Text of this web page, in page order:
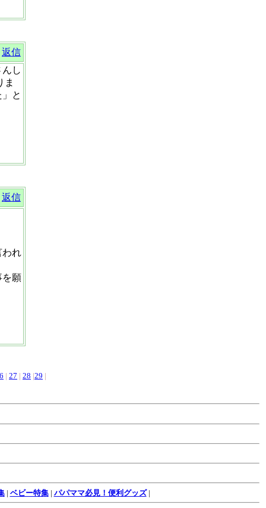
返信
し
ま
と
返信
われ
を願
| 27 | 28 |29 |
| ベビー特集| パパママ必見！便利グッズ|